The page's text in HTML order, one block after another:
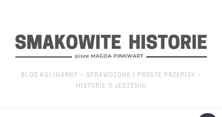
BLOG KULINARNY – SPRAWDZONE I PROSTE PRZEPISY –
HISTORIE O JEDZENIU